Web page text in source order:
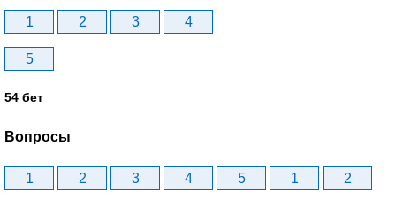
1 2 3 4
5
54 бет
Вопросы
1 2 3 4 5 1 2